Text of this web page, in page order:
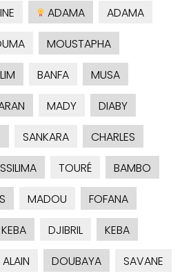
ADAMA
ADAMA
MOUSTAPHA
BANFA
MUSA
MADY
DIABY
SANKARA
CHARLES
TOURÉ
BAMBO
MADOU
FOFANA
KEBA DJIBRIL
KEBA
ALAIN DOUBAYA
SAVANE